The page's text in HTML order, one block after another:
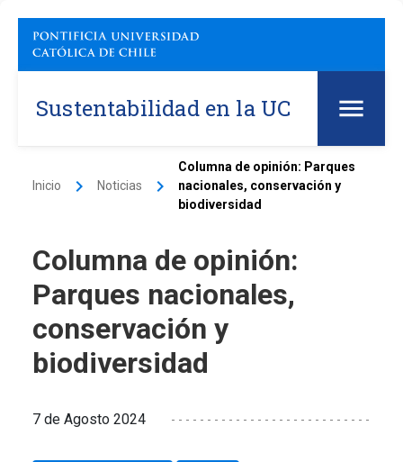
Sustentabilidad en la UC
Inicio keyboard_arrow_right Noticias keyboard_arrow_right
Columna de opinión: Parques
nacionales, conservación y
biodiversidad
Columna de opinión:
Parques nacionales,
conservación y
biodiversidad
7 de Agosto 2024